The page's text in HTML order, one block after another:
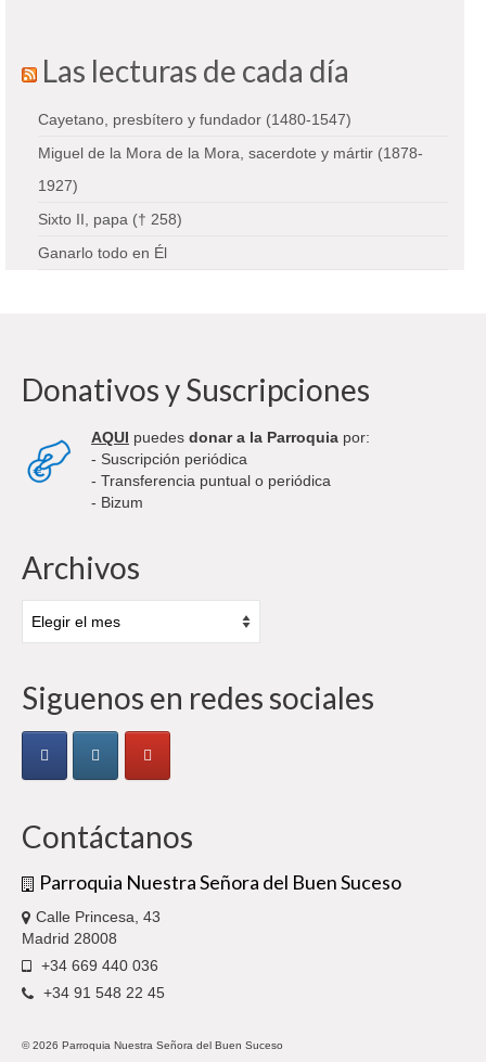
Las lecturas de cada día
Cayetano, presbítero y fundador (1480-1547)
Miguel de la Mora de la Mora, sacerdote y mártir (1878-
1927)
Sixto II, papa († 258)
Ganarlo todo en Él
Donativos y Suscripciones
AQUI puedes donar a la Parroquia por:
- Suscripción periódica
- Transferencia puntual o periódica
- Bizum
Archivos
Siguenos en redes sociales
Contáctanos
Parroquia Nuestra Señora del Buen Suceso
Calle Princesa, 43
Madrid 28008
+34 669 440 036
+34 91 548 22 45
© 2026 Parroquia Nuestra Señora del Buen Suceso